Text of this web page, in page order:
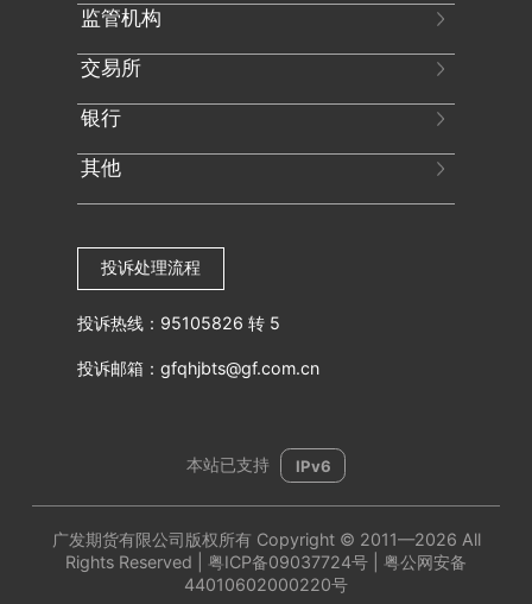
广发基金
广发控股（香港）
广发信德投资
易方达基金
广发金融交易（英国）
广发商贸
监管机构
中国期货业协会
中国期货市场监控中心
广东证监局
上海市期货同业公会
交易所
上海证券交易所
中国金融期货交易所
上海期货交易所
大连商品交易所
上海国际能源交易中心
银行
中国农业银行
中国建设银行
中国工商银行
其他
西本新干线
一期货
投诉处理流程
投诉热线：95105826 转 5
投诉邮箱：gfqhjbts@gf.com.cn
本站已支持 IPv6
广发期货有限公司版权所有 Copyright © 2011—2026 All
Rights Reserved
粤ICP备09037724号
粤公网安备
44010602000220号